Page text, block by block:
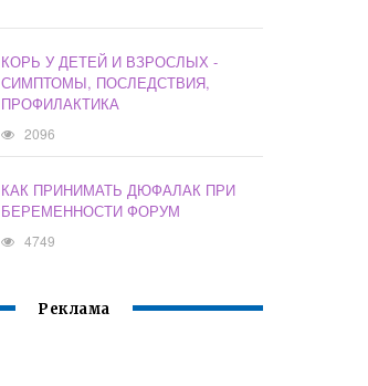
КОРЬ У ДЕТЕЙ И ВЗРОСЛЫХ -
СИМПТОМЫ, ПОСЛЕДСТВИЯ,
ПРОФИЛАКТИКА
2096
КАК ПРИНИМАТЬ ДЮФАЛАК ПРИ
БЕРЕМЕННОСТИ ФОРУМ
4749
Реклама